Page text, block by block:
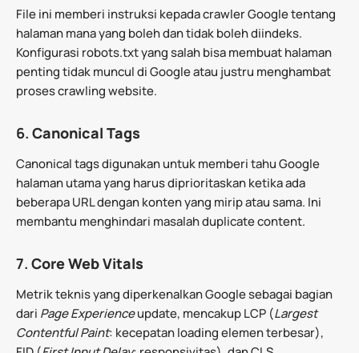
File ini memberi instruksi kepada crawler Google tentang
halaman mana yang boleh dan tidak boleh diindeks.
Konfigurasi robots.txt yang salah bisa membuat halaman
penting tidak muncul di Google atau justru menghambat
proses crawling website.
6. Canonical Tags
Canonical tags digunakan untuk memberi tahu Google
halaman utama yang harus diprioritaskan ketika ada
beberapa URL dengan konten yang mirip atau sama. Ini
membantu menghindari masalah duplicate content.
7. Core Web Vitals
Metrik teknis yang diperkenalkan Google sebagai bagian
dari Page Experienceupdate, mencakup LCP (Largest
Contentful Paint: kecepatan loading elemen terbesar),